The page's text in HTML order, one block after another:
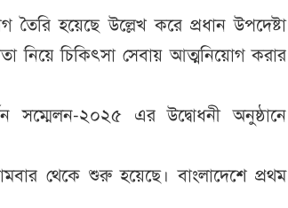
তৈরি হয়েছে উল্লেখ করে প্রধান উপদেষ্টা
নিয়ে চিকিৎসা সেবায় আত্মনিয়োগ করার
সম্মেলন-২০২৫ এর উদ্বোধনী অনুষ্ঠানে
থেকে শুরু হয়েছে। বাংলাদেশে প্রথম